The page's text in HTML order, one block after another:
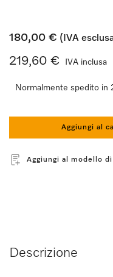
180,00 € (IVA
219,60 € IVA inclusa
Normalmente spedito in
Aggiungi al
Aggiungi al modello
Descrizione